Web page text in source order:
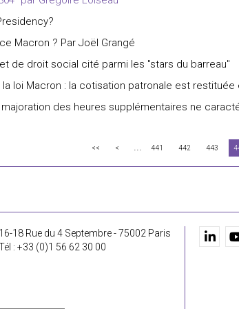
Macron ? Par Joël Grangé
de droit social cité parmi les "stars du barreau"
loi Macron : la cotisation patronale est
majoration des heures supplémentaires ne
<< < ... 441 442 443
16-18 Rue du 4 Septembre - 75002 Paris
: +33 (0)1 56 62 30 00